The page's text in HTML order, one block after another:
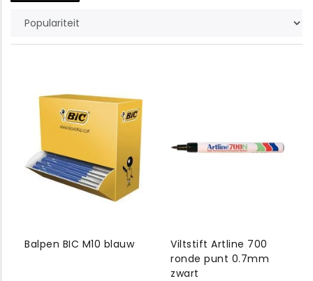
Balpen BIC M10 blauw
Viltstift Artline 700
ronde punt 0.7mm
zwart